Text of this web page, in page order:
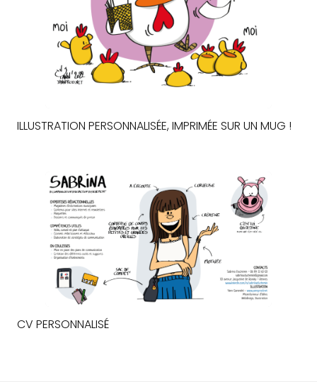
ILLUSTRATION PERSONNALISÉE, IMPRIMÉE SUR UN MUG !
CV PERSONNALISÉ